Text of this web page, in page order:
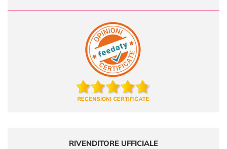
RIVENDITORE UFFICIALE